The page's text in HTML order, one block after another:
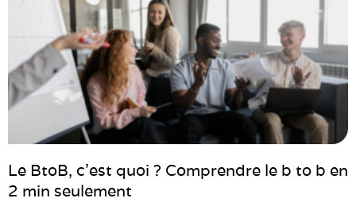
Le BtoB, c’est quoi ? Comprendre le b to b en
2 min seulement